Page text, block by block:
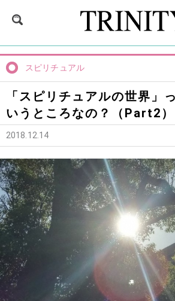
スピリチュアル
「スピリチュアルの世界」
いうところなの？（Part2）
2018.12.14